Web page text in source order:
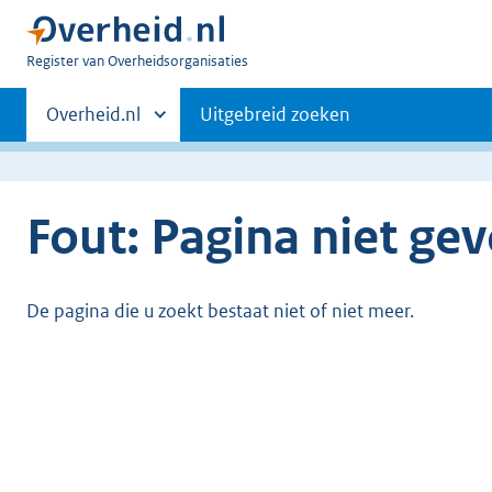
U
Register van Overheidsorganisaties
Primaire
navigatie
Andere
sites
Overheid.nl Uitgebreid zoeken
Fout: Pagina niet
De pagina die u zoekt bestaat niet of niet meer.